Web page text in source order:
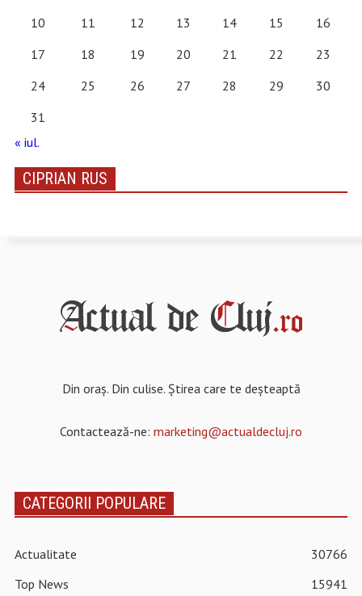
10
11 12 13 14 15
16
17
18 19 20 21 22
23
24
25 26 27 28 29
30
31
« iul.
CIPRIAN RUS
Din oraș. Din culise. Știrea care te deșteaptă
Contactează-ne: marketing@actualdecluj.ro
CATEGORII POPULARE
Actualitate
30766
Top News
15941